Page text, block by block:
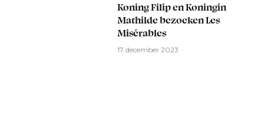
Koning Filip en Koningin
Mathilde bezoeken Les
Misérables
17 december 2023